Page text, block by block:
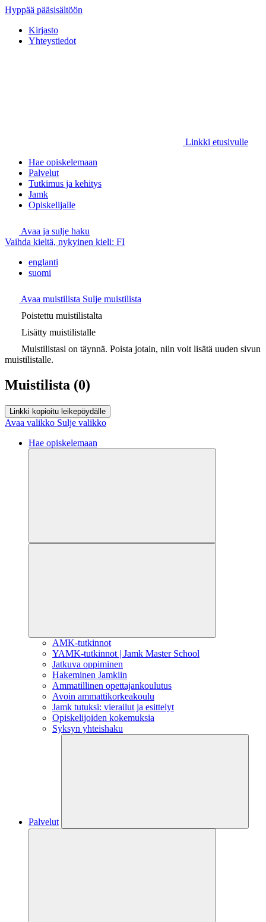
Hyppää pääsisältöön
Kirjasto
Yhteystiedot
Linkki etusivulle
Hae opiskelemaan
Palvelut
Tutkimus ja kehitys
Jamk
Opiskelijalle
Avaa ja sulje haku
Vaihda kieltä, nykyinen kieli: FI
englanti
suomi
Avaa muistilista Sulje muistilista
Poistettu muistilistalta
Lisätty muistilistalle
Muistilistasi on täynnä. Poista jotain, niin voit lisätä uuden sivun
muistilistalle.
Muistilista (0)
Linkki kopioitu leikepöydälle
Avaa valikko Sulje valikko
Hae opiskelemaan
AMK-tutkinnot
YAMK-tutkinnot | Jamk Master School
Jatkuva oppiminen
Hakeminen Jamkiin
Ammatillinen opettajankoulutus
Avoin ammattikorkeakoulu
Jamk tutuksi: vierailut ja esittelyt
Opiskelijoiden kokemuksia
Syksyn yhteishaku
Palvelut